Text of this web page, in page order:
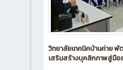
วิทยาลัยเทคนิคบ้านค่าย พั
เสริมสร้างบุคลิกภาพสู่มือ